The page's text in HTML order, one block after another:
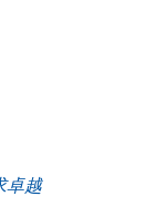
卓越